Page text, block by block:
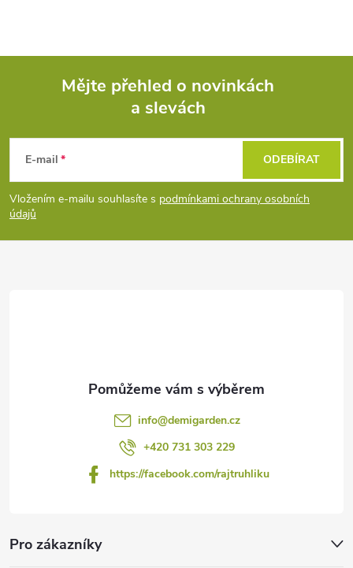
p
a
Mějte přehled o novinkách
a slevách
E-mail
Vložením e-mailu souhlasíte s podmínkami ochrany osobních
údajů
ODEBÍRAT
info@demigarden.cz
+420 731 303 229
https://facebook.com/rajtruhliku
Pro zákazníky